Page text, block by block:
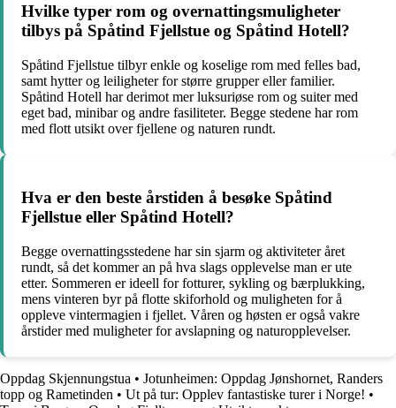
Hvilke typer rom og overnattingsmuligheter
tilbys på Spåtind Fjellstue og Spåtind Hotell?
Spåtind Fjellstue tilbyr enkle og koselige rom med felles bad,
samt hytter og leiligheter for større grupper eller familier.
Spåtind Hotell har derimot mer luksuriøse rom og suiter med
eget bad, minibar og andre fasiliteter. Begge stedene har rom
med flott utsikt over fjellene og naturen rundt.
Hva er den beste årstiden å besøke Spåtind
Fjellstue eller Spåtind Hotell?
Begge overnattingsstedene har sin sjarm og aktiviteter året
rundt, så det kommer an på hva slags opplevelse man er ute
etter. Sommeren er ideell for fotturer, sykling og bærplukking,
mens vinteren byr på flotte skiforhold og muligheten for å
oppleve vintermagien i fjellet. Våren og høsten er også vakre
årstider med muligheter for avslapning og naturopplevelser.
Oppdag Skjennungstua • Jotunheimen: Oppdag Jønshornet, Randers
topp og Rametinden • Ut på tur: Opplev fantastiske turer i Norge! •